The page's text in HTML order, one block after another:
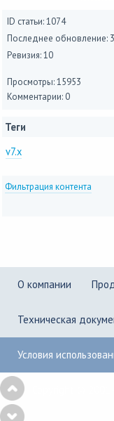
ID статьи: 1074
Последнее обновление:
Ревизия: 10
Просмотры: 15953
Комментарии: 0
Теги
v7.x
Фильтрация контента
О компании
Техническая
Условия